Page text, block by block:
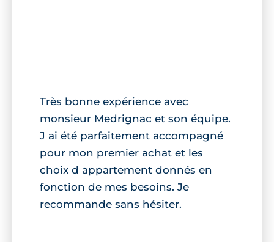
Très bonne expérience avec
monsieur Medrignac et son équipe.
J ai été parfaitement accompagné
pour mon premier achat et les
choix d appartement donnés en
fonction de mes besoins. Je
recommande sans hésiter.